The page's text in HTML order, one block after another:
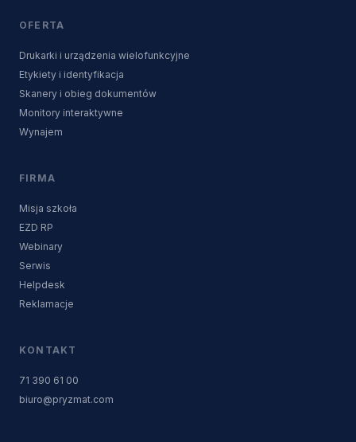
OFERTA
Drukarki i urządzenia wielofunkcyjne
Etykiety i identyfikacja
Skanery i obieg dokumentów
Monitory interaktywne
Wynajem
FIRMA
Misja szkoła
EZD RP
Webinary
Serwis
Helpdesk
Reklamacje
KONTAKT
71 390 61 00
biuro@pryzmat.com